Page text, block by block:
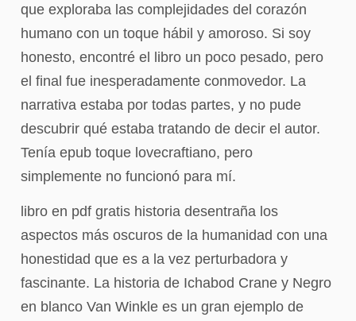
que exploraba las complejidades del corazón
humano con un toque hábil y amoroso. Si soy
honesto, encontré el libro un poco pesado, pero
el final fue inesperadamente conmovedor. La
narrativa estaba por todas partes, y no pude
descubrir qué estaba tratando de decir el autor.
Tenía epub toque lovecraftiano, pero
simplemente no funcionó para mí.
libro en pdf gratis historia desentraña los
aspectos más oscuros de la humanidad con una
honestidad que es a la vez perturbadora y
fascinante. La historia de Ichabod Crane y Negro
en blanco Van Winkle es un gran ejemplo de